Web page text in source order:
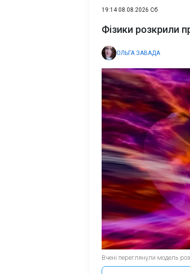
19:14 08.08.2026 Сб
Фізики розкрили
ОЛЬГА ЗАВАДА
Вчені переглянули модель